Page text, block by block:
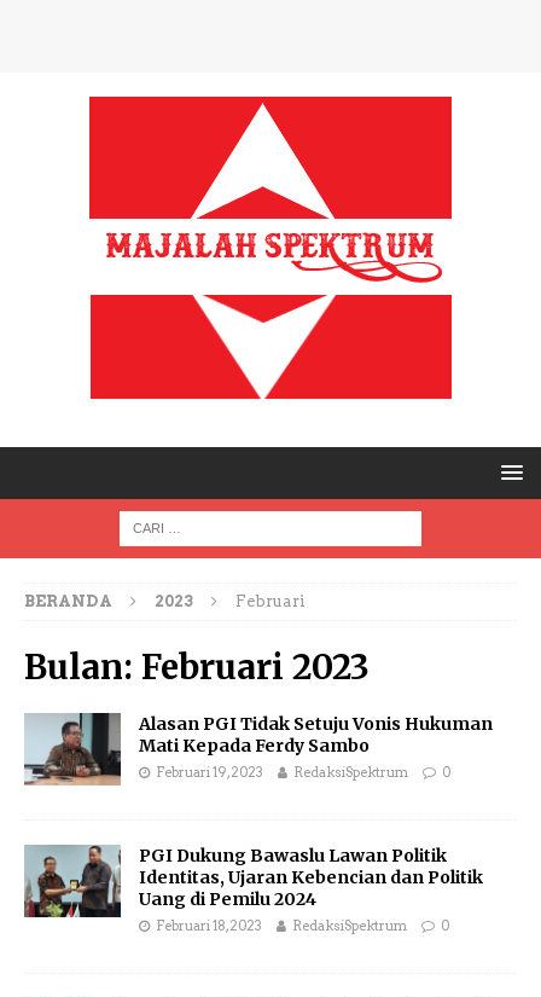
BERANDA 2023 Februari
Bulan: Februari 2023
Alasan PGI Tidak Setuju Vonis Hukuman
Mati Kepada Ferdy Sambo
Februari 19, 2023 RedaksiSpektrum 0
PGI Dukung Bawaslu Lawan Politik
Identitas, Ujaran Kebencian dan Politik
Uang di Pemilu 2024
Februari 18, 2023 RedaksiSpektrum 0